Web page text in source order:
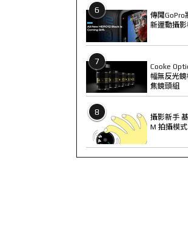
6
傳聞GoPro
新運動攝影
7
Cooke
幅無反光
焦鏡頭組
8
攝影新手
M 拍攝模